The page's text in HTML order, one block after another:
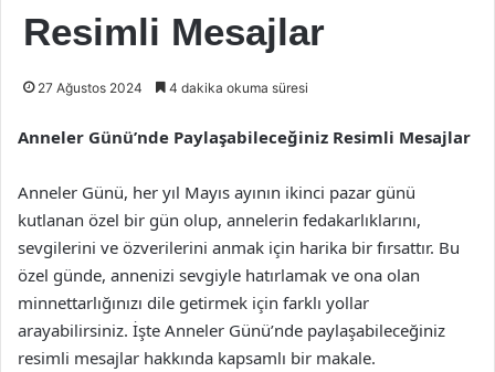
Resimli Mesajlar
27 Ağustos 2024 4 dakika okuma süresi
Anneler Günü’nde Paylaşabileceğiniz Resimli Mesajlar
Anneler Günü, her yıl Mayıs ayının ikinci pazar günü
kutlanan özel bir gün olup, annelerin fedakarlıklarını,
sevgilerini ve özverilerini anmak için harika bir fırsattır. Bu
özel günde, annenizi sevgiyle hatırlamak ve ona olan
minnettarlığınızı dile getirmek için farklı yollar
arayabilirsiniz. İşte Anneler Günü’nde paylaşabileceğiniz
resimli mesajlar hakkında kapsamlı bir makale.